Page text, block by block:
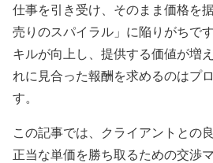
仕事を引き受け、そのまま価格を
売りのスパイラル」に陥りがちで
キルが向上し、提供する価値が増
れに見合った報酬を求めるのはプ
す。
この記事では、クライアントとの
正当な単価を勝ち取るための交渉